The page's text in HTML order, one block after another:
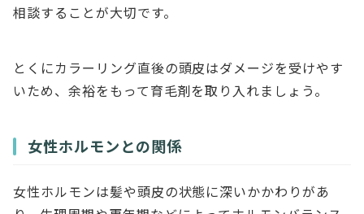
相談することが大切です。
とくにカラーリング直後の頭皮はダメージを受けやす
いため、余裕をもって育毛剤を取り入れましょう。
女性ホルモンとの関係
女性ホルモンは髪や頭皮の状態に深いかかわりがあ